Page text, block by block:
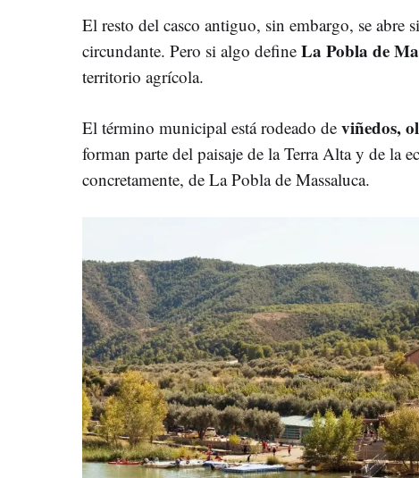
El resto del casco antiguo, sin embargo, se abre
circundante. Pero si algo define La Pobla de
territorio agrícola.
El término municipal está rodeado de viñedos,
forman parte del paisaje de la Terra Alta y de la
concretamente, de La Pobla de Massaluca.